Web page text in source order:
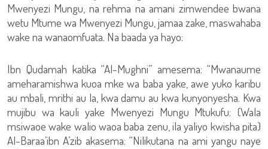
Mwenyezi Mungu, na rehma na amani zimwendee bwana
wetu Mtume wa Mwenyezi Mungu, jamaa zake, maswahaba
wake na wanaomfuata. Na baada ya hayo:
Ibn Qudamah katika “Al-Mughni” amesema: “Mwanaume
ameharamishwa kuoa mke wa baba yake, awe yuko karibu
au mbali, mrithi au la, kwa damu au kwa kunyonyesha. Kwa
mujibu wa kauli yake Mwenyezi Mungu Mtukufu: {Wala
msiwaoe wake walio waoa baba zenu, ila yaliyo kwisha pita}
Al-Baraa’ibn A’zib akasema: “Nilikutana na ami yangu naye